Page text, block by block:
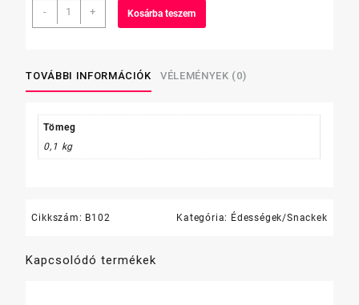
-
Dr.Oetker
Vitalis
55g
mennyiség
+ Kosárba teszem
TOVÁBBI INFORMÁCIÓK VÉLEMÉNYEK (0)
Tömeg
0,1 kg
Cikkszám: B102 Kategória: Édességek/Snackek
Kapcsolódó termékek